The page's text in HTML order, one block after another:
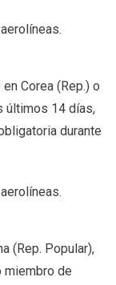
Corea (Rep.) o
últimos 14 días,
durante
(Rep. Popular),
miembro de